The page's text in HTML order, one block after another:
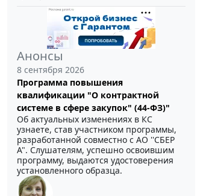
Анонсы
8 сентября 2026
Программа повышения
квалификации "О контрактной
системе в сфере закупок" (44-ФЗ)"
Об актуальных изменениях в КС
узнаете, став участником программы,
разработанной совместно с АО ''СБЕР
А". Слушателям, успешно освоившим
программу, выдаются удостоверения
установленного образца.